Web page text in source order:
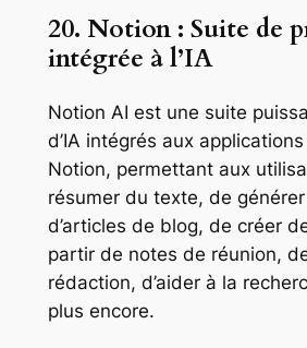
20. Notion : Suite de
intégrée à l’IA
Notion AI est une suite
d’IA intégrés aux
Notion, permettant aux
résumer du texte, de
d’articles de blog, de créer
partir de notes de réunion,
rédaction, d’aider à la
plus encore.